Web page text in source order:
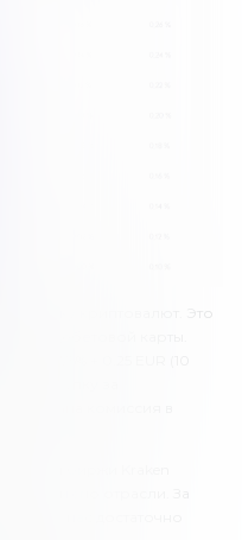
покупку криптовалют. Это
или дебетовой карты.
3.75% + 0.25 EUR (10
покупку за
списана комиссия в
биржи Kraken
по отрасли. За
от нас достаточно